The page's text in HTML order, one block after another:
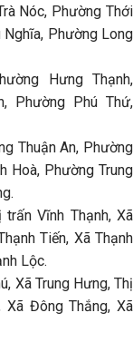
Nóc, Phường Thới
Phường Long
Hưng Thạnh,
Phường Phú Thứ,
Thuận An, Phường
Hoà, Phường Trung
trấn Vĩnh Thạnh, Xã
Tiến, Xã Thạnh
Lộc.
Xã Trung Hưng, Thị
Đông Thắng, Xã